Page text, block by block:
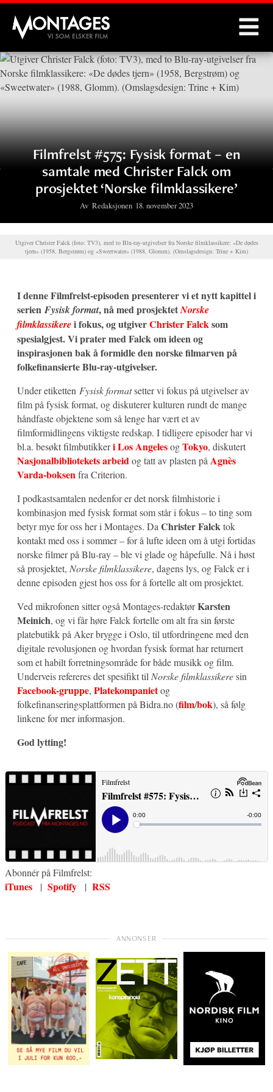
Montages
Filmfrelst #575: Fysisk format – en
samtale med Christer Falck om
prosjektet ‘Norske filmklassikere’
Av Redaksjonen 18. november 2023
Utgiver Christer Falck (foto: TV3), med to Blu-ray-utgivelser fra Norske filmklassikere: «De dødes
tjern» (1958, Bergstrøm) og «Sweetwater» (1988, Glomm). (Omslagsdesign: Trine + Kim)
I denne Filmfrelst-episoden presenterer vi et nytt kapittel i
serien Fysisk format, nå med prosjektetNorske
filmklassikerei fokus, og utgiverChrister Falck som
spesialgjest. Vi prater med Falck om ideen og
inspirasjonen bak å formidle den norske filmarven på
folkefinansierte Blu-ray-utgivelser.
Under etiketten Fysisk formatsetter vi fokus på utgivelser av
film på fysisk format, og diskuterer kulturen rundt de mange
håndfaste objektene som så lenge har vært et av
filmformidlingens viktigste redskap. I tidligere episoder har vi
bl.a. besøkt filmbutikkeri Los AngelesogTokyo, diskutert
Nasjonalbibliotekets arbeid og tatt av plasten på Agnès
Varda-boksen fra Criterion.
I podkastsamtalen nedenfor er det norsk filmhistorie i
kombinasjon med fysisk format som står i fokus – to ting som
betyr mye for oss her i Montages. Da Christer Falck tok
kontakt med oss i sommer – for å lufte ideen om å utgi fortidas
norske filmer på Blu-ray – ble vi glade og håpefulle. Nå i høst
så prosjektet, Norske filmklassikere, dagens lys, og Falck er i
denne episoden gjest hos oss for å fortelle alt om prosjektet.
Ved mikrofonen sitter også Montages-redaktørKarsten
Meinich, og vi får høre Falck fortelle om alt fra sin første
platebutikk på Aker brygge i Oslo, til utfordringene med den
digitale revolusjonen og hvordan fysisk format har returnert
som et habilt forretningsområde for både musikk og film.
Underveis refereres det spesifikt til Norske filmklassikeresin
Facebook-gruppe, Platekompanietog
folkefinanseringsplattformen på Bidra.no (film/bok), så følg
linkene for mer informasjon.
God lytting!
Abonnér på Filmfrelst:
iTunes | Spotify | RSS